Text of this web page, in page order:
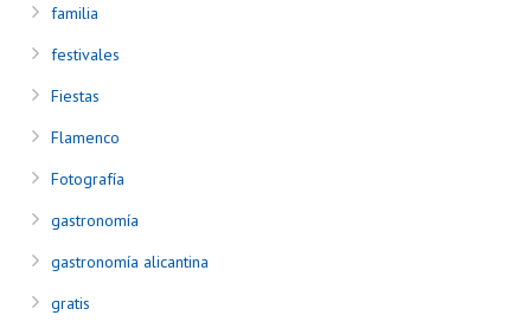
familia
festivales
Fiestas
Flamenco
Fotografía
gastronomía
gastronomía alicantina
gratis